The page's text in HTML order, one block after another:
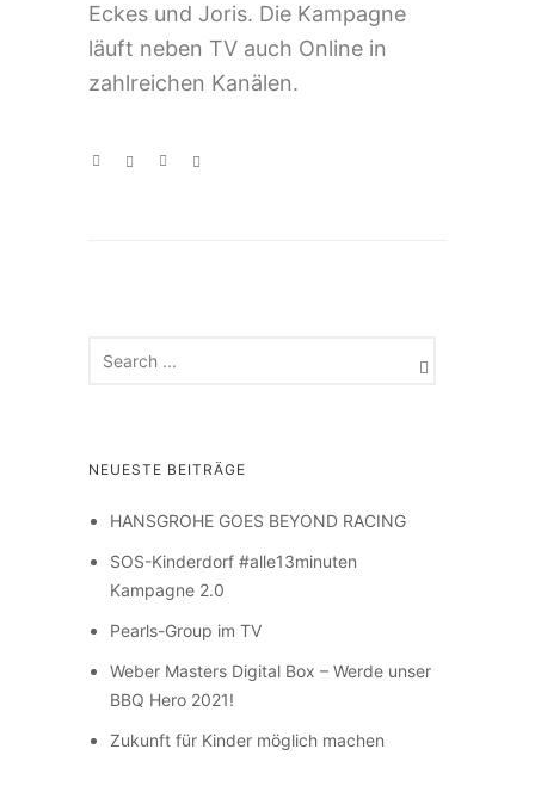
Eckes und Joris. Die Kampagne
läuft neben TV auch Online in
zahlreichen Kanälen.
NEUESTE BEITRÄGE
HANSGROHE GOES BEYOND RACING
SOS-Kinderdorf #alle13minuten
Kampagne 2.0
Pearls-Group im TV
Weber Masters Digital Box – Werde unser
BBQ Hero 2021!
Zukunft für Kinder möglich machen